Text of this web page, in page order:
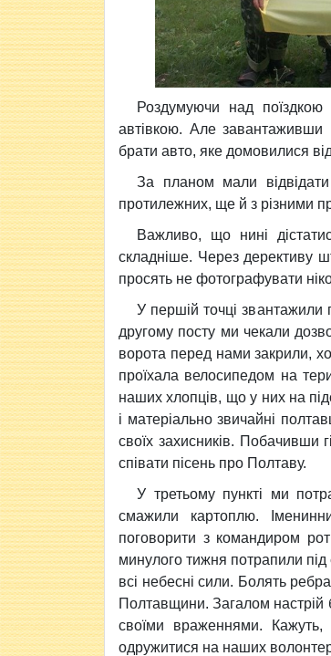
Роздумуючи над поїздкою
автівкою. Але
брати авто, яке домовилися
За планом мали
протилежних, ще й з різними
Важливо, що нині
складніше. Через дерективу
просять не фотографувати
У першій точці звантажили
другому посту ми чекали
ворота перед нами закрили,
проїхала велосипедом на
наших хлопців, що у них на
і матеріально звичайні
своїх захисників. Побачивши
співати пісень про Полтаву.
У третьому пункті ми
смажили картоплю.
поговорити з командиром
минулого тижня потрапили
всі небесні сили. Болять
Полтавщини. Загалом настрій
своїми враженнями.
одружитися на наших